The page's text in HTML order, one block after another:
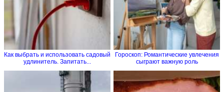
Как выбрать и использовать садовый
удлинитель. Запитать...
Гороскоп: Романтические увлечения
сыграют важную роль